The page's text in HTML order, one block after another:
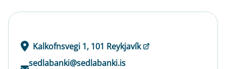
Kalkofnsvegi 1, 101 Reykjavík
sedlabanki@sedlabanki.is